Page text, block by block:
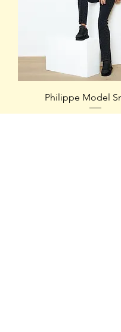
Philippe Model